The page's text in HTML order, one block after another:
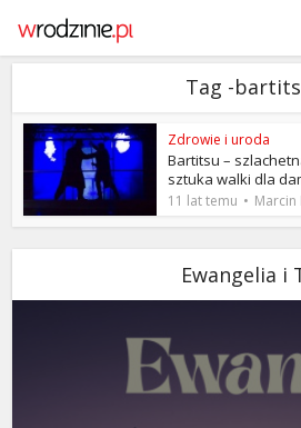
Tag -
Zdrowie i uroda
Bartitsu –
sztuka walki dla
11 lat temu Marcin
Ewangelia i